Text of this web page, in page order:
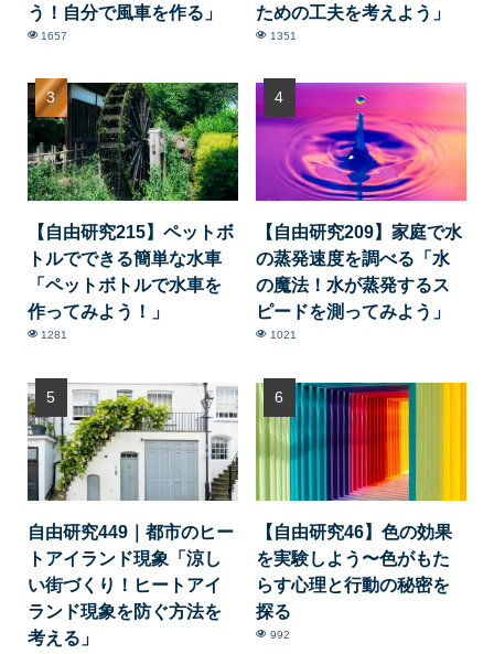
う！自分で風車を作る」
1657
ための工夫を考えよう」
1351
【自由研究215】ペットボ
トルでできる簡単な水車
「ペットボトルで水車を
作ってみよう！」
1281
【自由研究209】家庭で水
の蒸発速度を調べる「水
の魔法！水が蒸発するス
ピードを測ってみよう」
1021
自由研究449｜都市のヒー
トアイランド現象「涼し
い街づくり！ヒートアイ
ランド現象を防ぐ方法を
考える」
【自由研究46】色の効果
を実験しよう〜色がもた
らす心理と行動の秘密を
探る
992